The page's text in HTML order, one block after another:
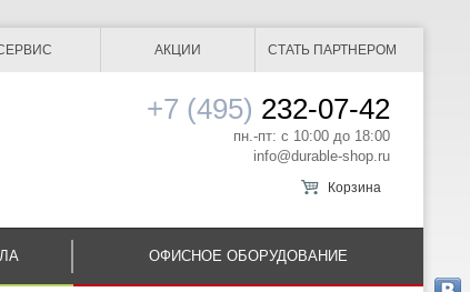
АКЦИИ СТАТЬ ПАРТНЕРОМ
+7 (495) 232-07-42
пн.-пт: с 10:00 до 18:00
info@durable-shop.ru
Корзина
ОФИСНОЕ ОБОРУДОВАНИЕ